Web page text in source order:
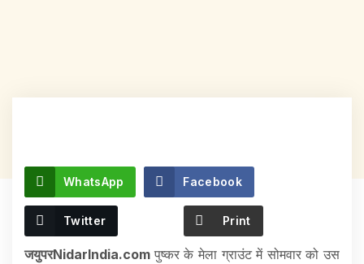
WhatsApp Facebook
Twitter Print
जयुपरNidarIndia.com पुष्कर के मेला ग्राउंट में सोमवार को उस